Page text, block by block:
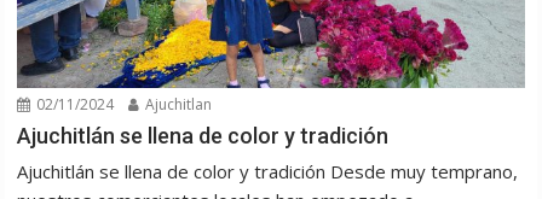
02/11/2024 Ajuchitlan
Ajuchitlán se llena de color y tradición
Ajuchitlán se llena de color y tradición Desde muy temprano,